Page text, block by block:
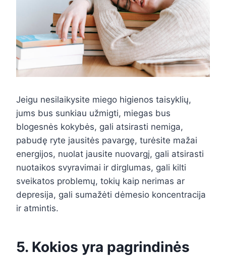
Jeigu nesilaikysite miego higienos taisyklių,
jums bus sunkiau užmigti, miegas bus
blogesnės kokybės, gali atsirasti nemiga,
pabudę ryte jausitės pavargę, turėsite mažai
energijos, nuolat jausite nuovargį, gali atsirasti
nuotaikos svyravimai ir dirglumas, gali kilti
sveikatos problemų, tokių kaip nerimas ar
depresija, gali sumažėti dėmesio koncentracija
ir atmintis.
5. Kokios yra pagrindinės